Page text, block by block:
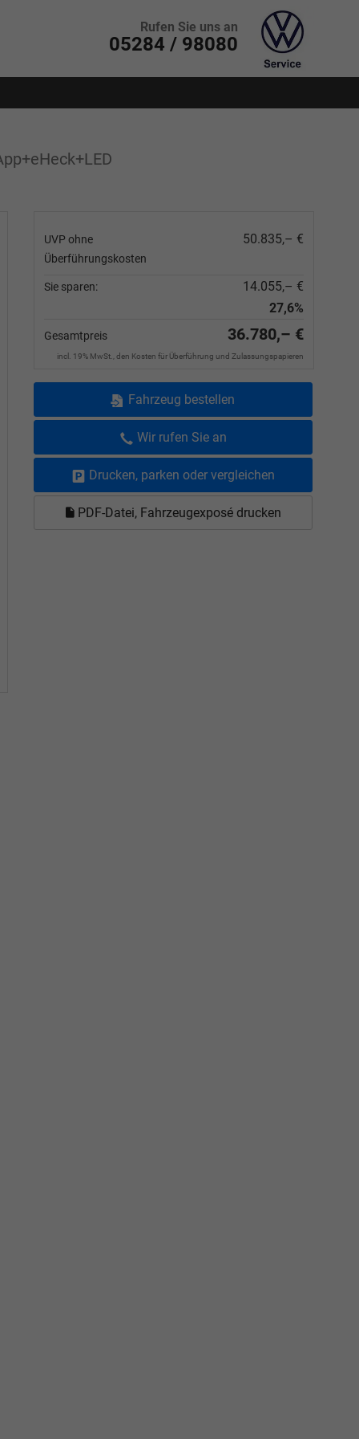
Rufen Sie uns an
05284 / 98080
UVP ohne
Überführungskosten
50.835,– €
Sie sparen:
14.055,– €
27,6%
Gesamtpreis 36.780,– €
incl. 19% MwSt., den Kosten für Überführung und Zulassungspapieren
Fahrzeug bestellen
Wir rufen Sie an
Drucken, parken oder vergleichen
PDF-Datei, Fahrzeugexposé drucken